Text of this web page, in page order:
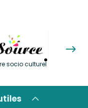
socio culturel